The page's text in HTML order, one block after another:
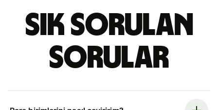
Sık sorulan
sorular